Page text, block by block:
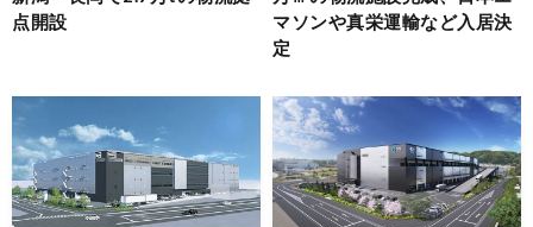
点開設
マソンや真栄運輸など入居決
定